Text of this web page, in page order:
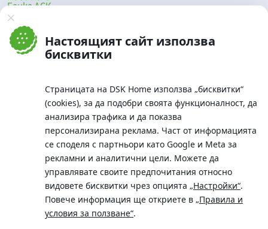
Настоящият сайт използва
бисквитки
Страницата на DSK Home използва „бисквитки“
(cookies), за да подобри своята функционалност, да
анализира трафика и да показва
персонализирана реклама. Част от информацията
се споделя с партньори като Google и Meta за
рекламни и аналитични цели. Можете да
управлявате своите предпочитания относно
видовете бисквитки чрез опцията „Настройки“.
Повече информация ще откриете в „Правила и
условия за ползване“.
Банка ДСК
DSK Mobile
Оферти за продажба от Банка ДСК
Клонова мрежа и банкомати
До началото на страницата
Телефон:
0700 10 375 / *2375
Московска No.19 / ул. Г. Бенковски No. 5, София 1036
SWIFT/BIC: